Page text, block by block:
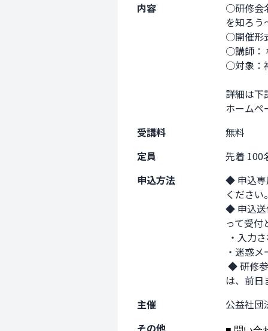
内容
○研修会
を知ろ
○開催形
○講師：
○対象：
詳細は下
ホーム
受講料
無料
定員
先着 100
申込方法
◆ 申込専
くださ
◆ 申込送
って受付
・迷惑
は、前日
主催
公益社団
その他